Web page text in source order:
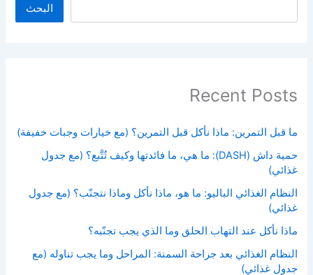
البحث
Recent Posts
ما قبل التمرين: ماذا نأكل قبل التمرين؟ (مع خيارات وجبات خفيفة)
حمية داش (DASH): ما هي، ما فائدتها وكيف تُتَّبع؟ (مع جدول
غذائي)
النظام الغذائي الباليو: ما هو، ماذا نأكل وماذا نتجنّب؟ (مع جدول
غذائي)
ماذا نأكل عند التهاب الحلق وما الذي يجب تجنّبه؟
النظام الغذائي بعد جراحة السمنة: المراحل وما يجب تناوله (مع
جدول غذائي)